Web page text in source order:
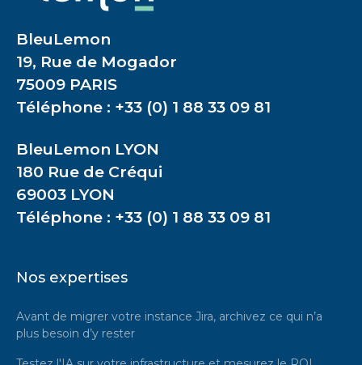
BleuLemon
19, Rue de Mogador
75009 PARIS
Téléphone : +33 (0) 1 88 33 09 81
BleuLemon LYON
180 Rue de Créqui
69003 LYON
Téléphone : +33 (0) 1 88 33 09 81
Nos expertises
Avant de migrer votre instance Jira, archivez ce qui n’a
plus besoin d’y rester